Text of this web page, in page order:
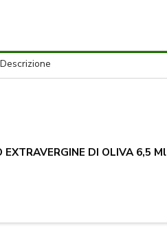
Descrizione
EXTRAVERGINE DI OLIVA 6,5 Ml